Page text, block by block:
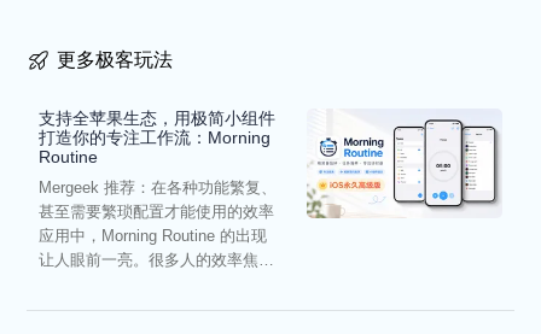
更多极客玩法
支持全苹果生态，用极简小组件
打造你的专注工作流：Morning
Routine
Mergeek 推荐：在各种功能繁复、
甚至需要繁琐配置才能使用的效率
应用中，Morning Routine 的出现
让人眼前一亮。很多人的效率焦